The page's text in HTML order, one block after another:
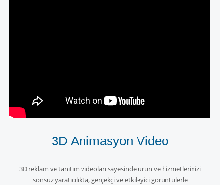
3D Animasyon Video
3D reklam ve tanıtım videoları sayesinde ürün ve hizmetlerinizi
sonsuz yaratıcılıkta, gerçekçi ve etkileyici görüntülerle